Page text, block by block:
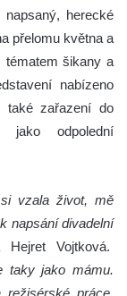
herecké
přelomu května a
tématem šikany a
nabízeno
také zařazení do
jako odpolední
vzala život, mě
napsání divadelní
Vojtková.
taky jako mámu.
práce,